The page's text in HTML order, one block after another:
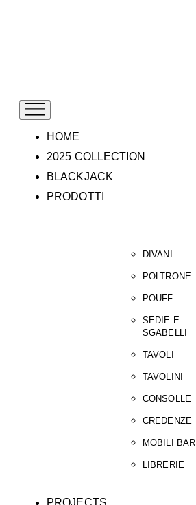
HOME
2025 COLLECTION
BLACKJACK
PRODOTTI
DIVANI
POLTRONE
POUFF
SEDIE E
SGABELLI
TAVOLI
TAVOLINI
CONSOLLE
CREDENZE
MOBILI BAR
LIBRERIE
PROJECTS